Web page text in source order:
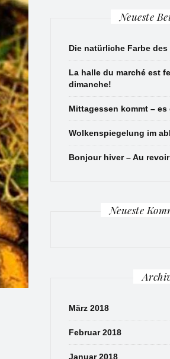
Neueste
Die natürliche Farbe des
La halle du marché est
dimanche!
Mittagessen kommt –
Wolkenspiegelung im
Bonjour hiver – Au
Neueste
März 2018
Februar 2018
Januar 2018